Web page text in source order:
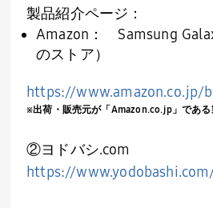
製品紹介ページ：
Amazon： Samsung
のストア）
https://www.amazon.co.jp/
※出荷・販売元が「 Amazon.co.jp」である
②ヨドバシ.com
https://